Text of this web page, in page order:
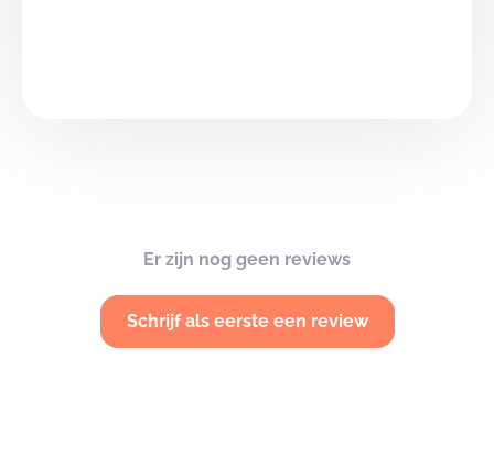
Er zijn nog geen reviews
Schrijf als eerste een review